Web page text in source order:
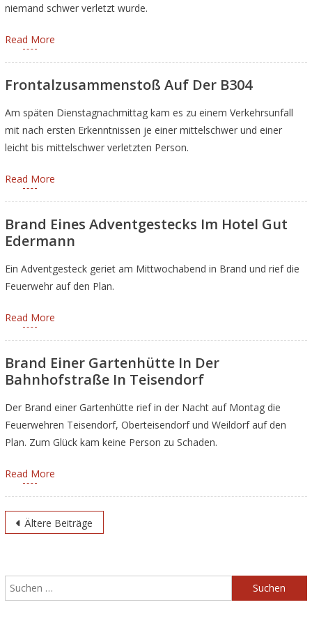
niemand schwer verletzt wurde.
Read More
Frontalzusammenstoß Auf Der B304
Am späten Dienstagnachmittag kam es zu einem Verkehrsunfall
mit nach ersten Erkenntnissen je einer mittelschwer und einer
leicht bis mittelschwer verletzten Person.
Read More
Brand Eines Adventgestecks Im Hotel Gut
Edermann
Ein Adventgesteck geriet am Mittwochabend in Brand und rief die
Feuerwehr auf den Plan.
Read More
Brand Einer Gartenhütte In Der
Bahnhofstraße In Teisendorf
Der Brand einer Gartenhütte rief in der Nacht auf Montag die
Feuerwehren Teisendorf, Oberteisendorf und Weildorf auf den
Plan. Zum Glück kam keine Person zu Schaden.
Read More
Beitragsnavigation
Ältere Beiträge
Suchen
nach: